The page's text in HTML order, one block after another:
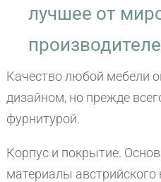
лучшее от
Качество любой мебели
дизайном, но прежде
фурнитурой.
Корпус и покрытие.
материалы австрийского